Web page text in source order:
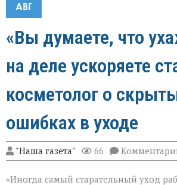
АВГ
«Вы думаете, что
на деле ускоряете
косметолог о
ошибках в уходе
"Наша газета" 66
«Иногда самый старательный уход